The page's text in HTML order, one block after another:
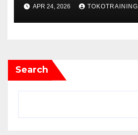
APR 24, 2026 TOKOTRAINING
Search